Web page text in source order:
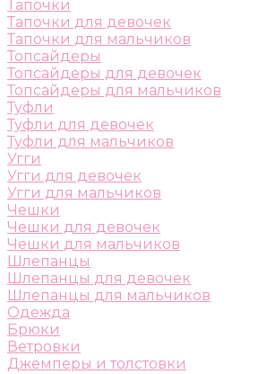
Тапочки
Тапочки для девочек
Тапочки для мальчиков
Топсайдеры
Топсайдеры для девочек
Топсайдеры для мальчиков
Туфли
Туфли для девочек
Туфли для мальчиков
Угги
Угги для девочек
Угги для мальчиков
Чешки
Чешки для девочек
Чешки для мальчиков
Шлепанцы
Шлепанцы для девочек
Шлепанцы для мальчиков
Одежда
Брюки
Ветровки
Джемперы и толстовки